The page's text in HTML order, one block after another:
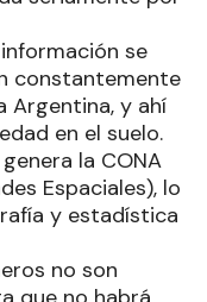
se
constantemente
Argentina, y ahí
en el suelo.
la CONA
Espaciales), lo
y estadística
no son